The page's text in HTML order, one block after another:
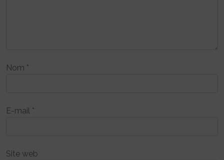
Nom *
E-mail *
Site web